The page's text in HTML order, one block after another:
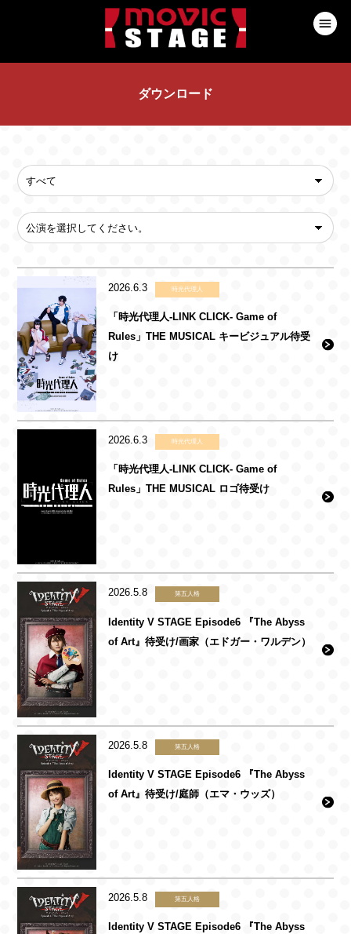
ダウンロード
2026.6.3 時光代理人
「時光代理人-LINK CLICK- Game of
Rules」THE MUSICAL キービジュアル待受
け
2026.6.3 時光代理人
「時光代理人-LINK CLICK- Game of
Rules」THE MUSICAL ロゴ待受け
2026.5.8 第五人格
Identity V STAGE Episode6 『The Abyss
of Art』待受け/画家（エドガー・ワルデン）
2026.5.8 第五人格
Identity V STAGE Episode6 『The Abyss
of Art』待受け/庭師（エマ・ウッズ）
2026.5.8 第五人格
Identity V STAGE Episode6 『The Abyss